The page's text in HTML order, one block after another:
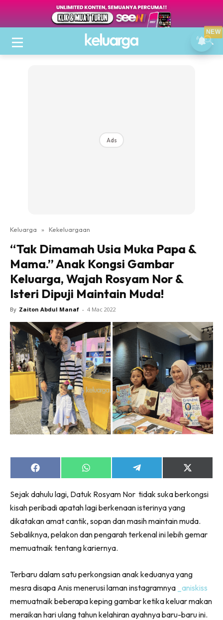
Ads
Keluarga » Kekeluargaan
“Tak Dimamah Usia Muka Papa &
Mama.” Anak Kongsi Gambar
Keluarga, Wajah Rosyam Nor &
Isteri Dipuji Maintain Muda!
By Zaiton Abdul Manaf - 4 Mac 2022
Share
on
Share
on
Share
on
Share
on
(Twitter)
Sejak dahulu lagi, Datuk Rosyam Nor tidak suka berkongsi
kisah peribadi apatah lagi berkenaan isterinya yang
dikatakan amat cantik, sopan dan masih maintain muda.
Sebaliknya, pelakon dan pengarah terkenal ini lebih gemar
memuatnaik tentang kariernya.
Terbaru dalam satu perkongsian anak keduanya yang
mesra disapa Anis menerusi laman instagramnya _aniskiss
memuatnaik beberapa keping gambar ketika keluar makan
meraikan hari ulang tahun kelahiran ayahnya baru-baru ini.
NEW